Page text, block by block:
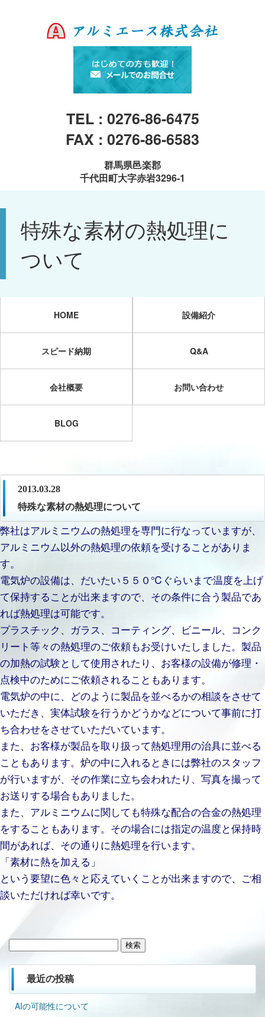
TEL : 0276-86-6475
FAX : 0276-86-6583
群馬県邑楽郡
千代田町大字赤岩3296-1
特殊な素材の熱処理に
ついて
HOME 設備紹介
スピード納期 Q&A
会社概要 お問い合わせ
BLOG
2013.03.28
特殊な素材の熱処理について
弊社はアルミニウムの熱処理を専門に行なっていますが、
アルミニウム以外の熱処理の依頼を受けることがありま
す。
電気炉の設備は、だいたい５５０℃ぐらいまで温度を上げ
て保持することが出来ますので、その条件に合う製品であ
れば熱処理は可能です。
プラスチック、ガラス、コーティング、ビニール、コンク
リート等々の熱処理のご依頼もお受けいたしました。製品
の加熱の試験として使用されたり、お客様の設備が修理・
点検中のためにご依頼されることもあります。
電気炉の中に、どのように製品を並べるかの相談をさせて
いただき、実体試験を行うかどうかなどについて事前に打
ち合わせをさせていただいています。
また、お客様が製品を取り扱って熱処理用の治具に並べる
こともあります。炉の中に入れるときには弊社のスタッフ
が行いますが、その作業に立ち会われたり、写真を撮って
お送りする場合もありました。
また、アルミニウムに関しても特殊な配合の合金の熱処理
をすることもあります。 その場合には指定の温度と保持時
間があれば、その通りに熱処理を行います。
「素材に熱を加える」
という要望に色々と応えていくことが出来ますので、ご相
談いただければ幸いです。
最近の投稿
AIの可能性について